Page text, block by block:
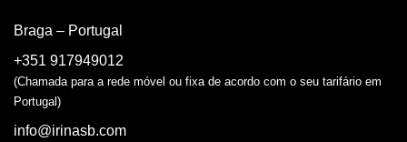
Braga – Portugal
+351 917949012
(Chamada para a rede móvel ou fixa de acordo com o seu tarifário em
Portugal)
info@irinasb.com